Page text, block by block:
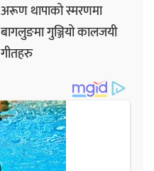
अरूण थापाको स्मरणमा
बागलुङमा गुञ्जियो कालजयी
गीतहरु